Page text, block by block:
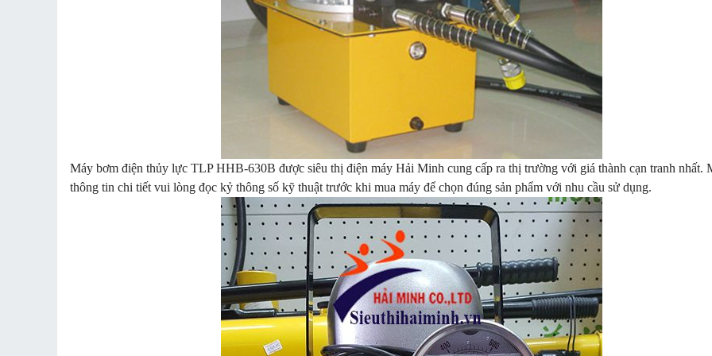
Máy bơm điện thủy lực TLP HHB-630B được siêu thị điện máy Hải Minh cung cấp ra thị trường với giá thành cạn tranh nhất.
thông tin chi tiết vui lòng đọc kỷ thông số kỹ thuật trước khi mua máy để chọn đúng sản phẩm với nhu cầu sử dụng.